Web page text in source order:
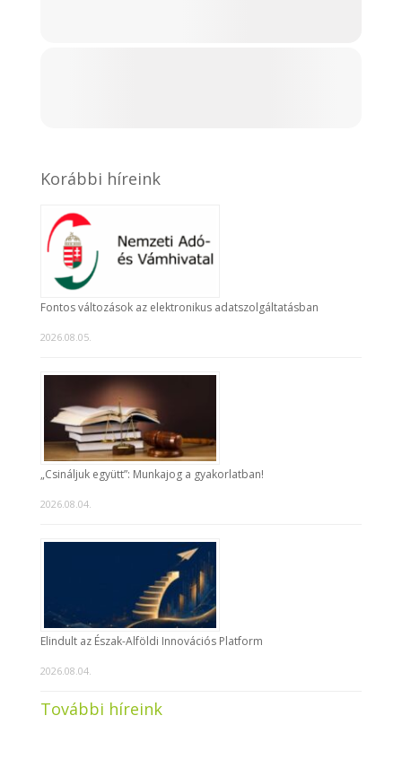
Korábbi híreink
Fontos változások az elektronikus adatszolgáltatásban
2026.08.05.
„Csináljuk együtt”: Munkajog a gyakorlatban!
2026.08.04.
Elindult az Észak-Alföldi Innovációs Platform
2026.08.04.
További híreink